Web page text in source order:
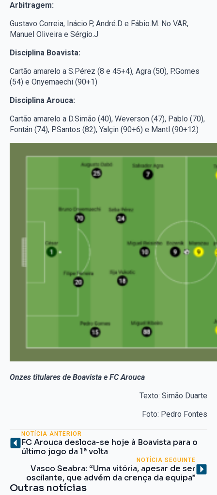
Arbitragem:
Gustavo Correia, Inácio.P, André.D e Fábio.M. No VAR,
Manuel Oliveira e Sérgio.J
Disciplina Boavista:
Cartão amarelo a S.Pérez (8 e 45+4), Agra (50), P.Gomes
(54) e Onyemaechi (90+1)
Disciplina Arouca:
Cartão amarelo a D.Simão (40), Weverson (47), Pablo (70),
Fontán (74), P.Santos (82), Yalçin (90+6) e Mantl (90+12)
Onzes titulares de Boavista e FC Arouca
Texto: Simão Duarte
Foto: Pedro Fontes
NOTÍCIA ANTERIOR
FC Arouca desloca-se hoje à Boavista para o
último jogo da 1ª volta
NOTÍCIA SEGUINTE
Vasco Seabra: “Uma vitória, apesar de ser
oscilante, que advém da crença da equipa”
Outras notícias